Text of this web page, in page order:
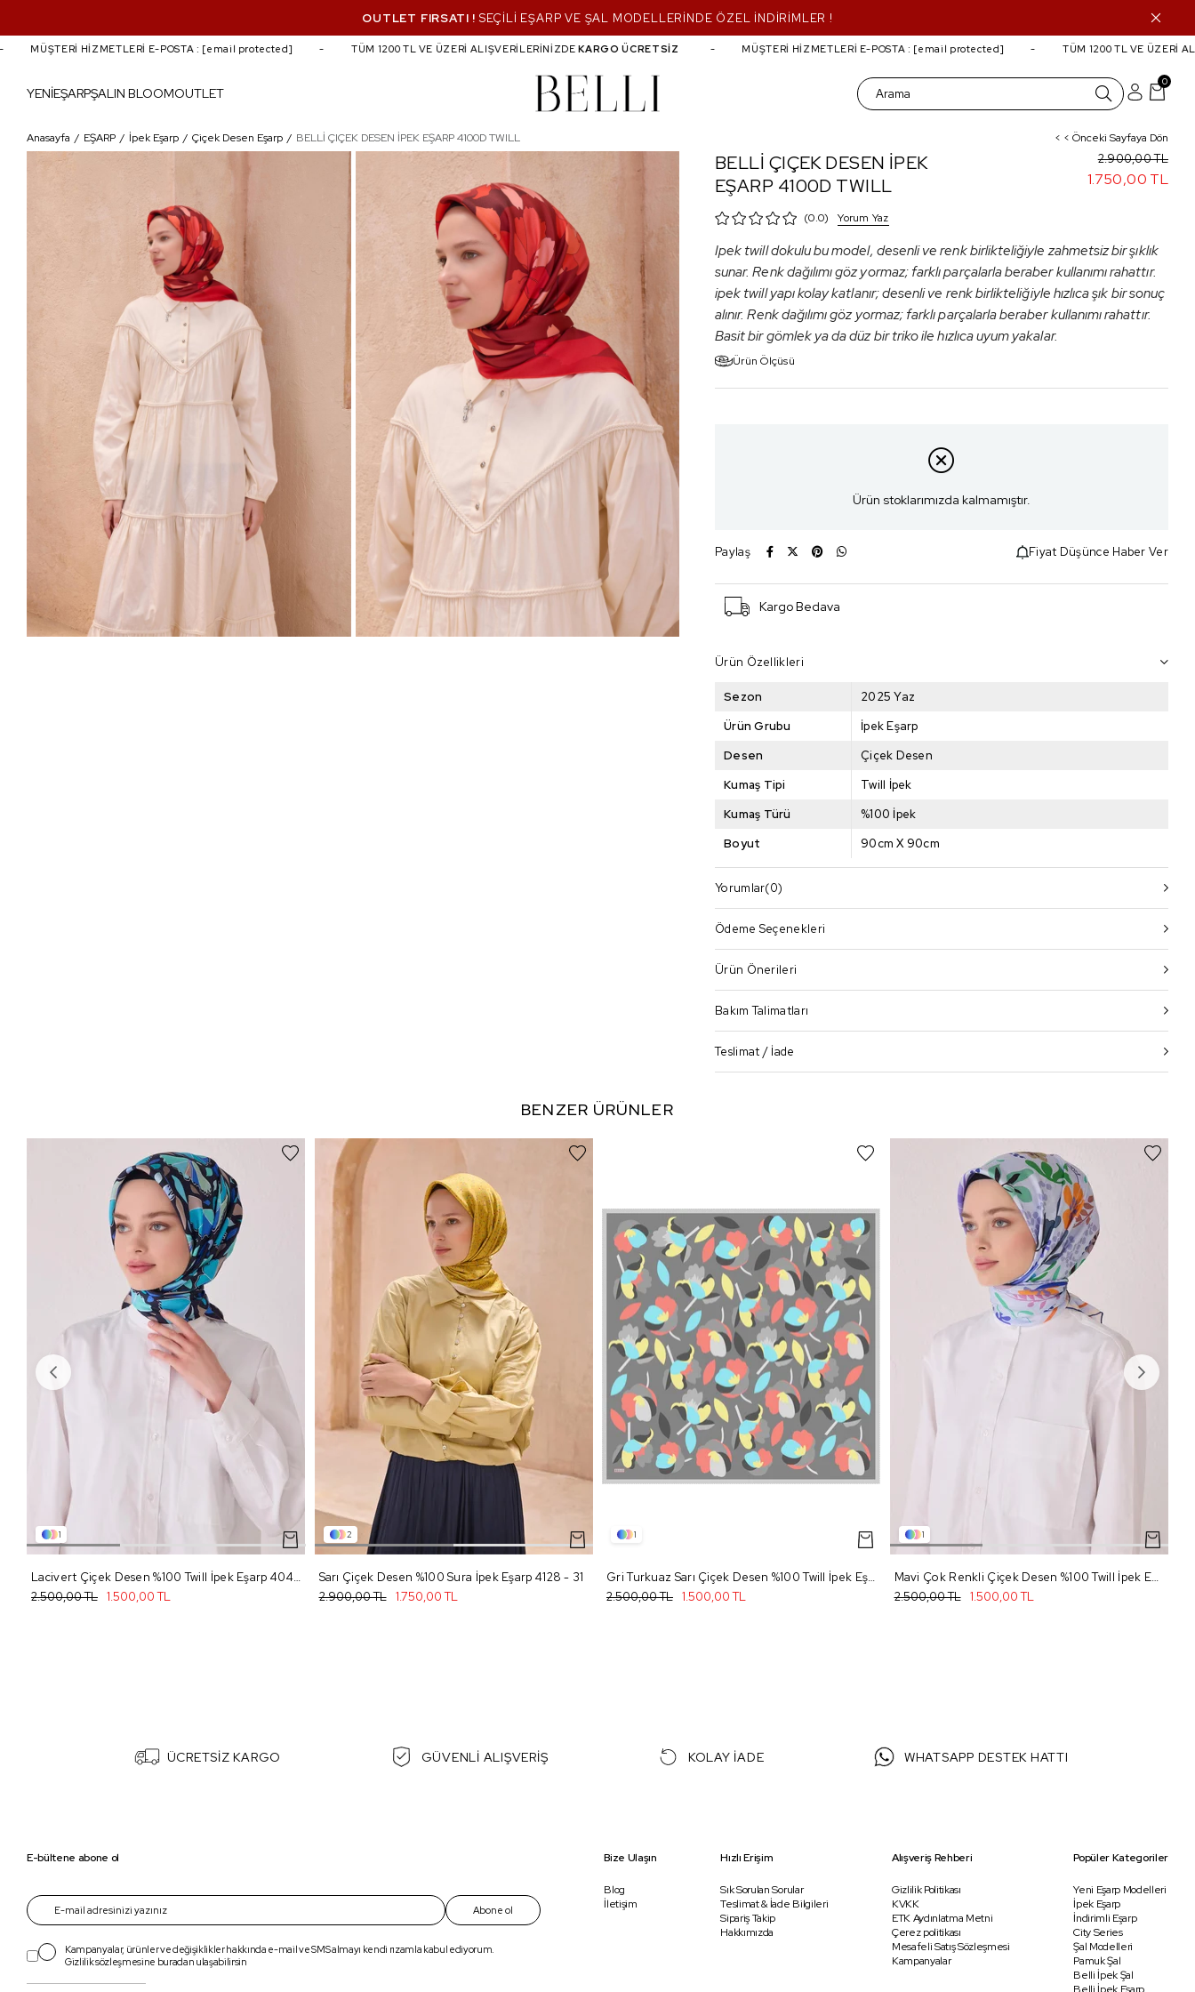
OUTLET FIRSATI ! SEÇİLİ EŞARP VE ŞAL MODELLERİNDE ÖZEL İNDİRİMLER !
YENİEŞARPŞALIN BLOOMOUTLET
MÜŞTERİ HİZMETLERİ E-POSTA :[email protected] TÜM 1200 TL VE ÜZERİ ALIŞVERİLERİNİZDEKARGO ÜCRETSİZ MÜŞTERİ HİZMETLERİ E-POSTA :[email protected] TÜM 1200 TL VE ÜZERİ
0
BELLİ ÇIÇEK DESEN İPEK EŞARP 4100D TWILL
Anasayfa EŞARP İpek Eşarp Çiçek Desen Eşarp BELLİ ÇIÇEK DESEN İPEK EŞARP 4100D TWILL < < Önceki Sayfaya Dön
BELLİ ÇIÇEK DESEN İPEK
EŞARP 4100D TWILL
0.0 Yorum Yaz
Ipek twill dokulu bu model, desenli ve renk birlikteliğiyle zahmetsiz bir şıklık
sunar. Renk dağılımı göz yormaz; farklı parçalarla beraber kullanımı rahattır.
ipek twill yapı kolay katlanır; desenli ve renk birlikteliğiyle hızlıca şık bir sonuç
alınır. Renk dağılımı göz yormaz; farklı parçalarla beraber kullanımı rahattır.
Basit bir gömlek ya da düz bir triko ile hızlıca uyum yakalar.
2.900,00 TL
1.750,00 TL
Ürün Ölçüsü
Ürün stoklarımızda kalmamıştır.
Paylaş Fiyat Düşünce Haber Ver
Kargo Bedava
Ürün Özellikleri
Sezon
2025 Yaz
Ürün Grubu
İpek Eşarp
Desen
Çiçek Desen
Kumaş Tipi
Twill İpek
Kumaş Türü
%100 İpek
Boyut
90cm X 90cm
Yorumlar(0)
Ödeme Seçenekleri
Ürün Önerileri
Bakım Talimatları
Teslimat / İade
BENZER ÜRÜNLER
1
Lacivert Çiçek Desen %100 Twill İpek Eşarp 4049 - 81
1.500,00 TL
2.500,00 TL
2
Sarı Çiçek Desen %100 Sura İpek Eşarp 4128 - 31
1.750,00 TL
2.900,00 TL
1
Gri Turkuaz Sarı Çiçek Desen %100 Twill İpek Eşarp 4040 - 83
1.500,00 TL
2.500,00 TL
1
Mavi Çok Renkli Çiçek Desen %100 Twill İpek Eşarp 4043 - 37
1.500,00 TL
2.500,00 TL
ÜCRETSİZ KARGO GÜVENLİ ALIŞVERİŞ KOLAY İADE WHATSAPP DESTEK HATTI
E-bültene abone ol
Abone ol
Kampanyalar, ürünler ve değişiklikler hakkında e-mail ve SMS almayı kendi rızamla kabul ediyorum.
Gizlilik sözleşmesine buradan ulaşabilirsin
Bize Ulaşın
Blog
İletişim
Hızlı Erişim
Sık Sorulan Sorular
Teslimat & İade Bilgileri
Sipariş Takip
Hakkımızda
Alışveriş Rehberi
Gizlilik Politikası
KVKK
ETK Aydınlatma Metni
Çerez politikası
Mesafeli Satış Sözleşmesi
Kampanyalar
Popüler Kategoriler
Yeni Eşarp Modelleri
İpek Eşarp
İndirimli Eşarp
City Series
Şal Modelleri
Pamuk Şal
Belli İpek Şal